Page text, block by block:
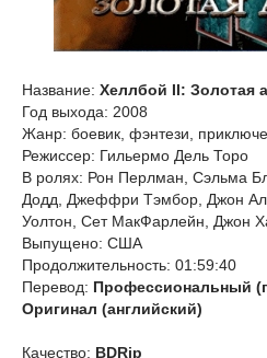
Название: Хеллбой II: Золотая
Год выхода: 2008
Жанр: боевик, фэнтези,
Режиссер: Гильермо Дель Торо
В ролях: Рон Перлман, Сэльма
Додд, Джеффри Тэмбор, Джон
Уолтон, Сет МакФарлейн, Джон
Выпущено: США
Продолжительность: 01:59:40
Перевод: Профессиональный
Оригинал (английский)
Качество: BDRip